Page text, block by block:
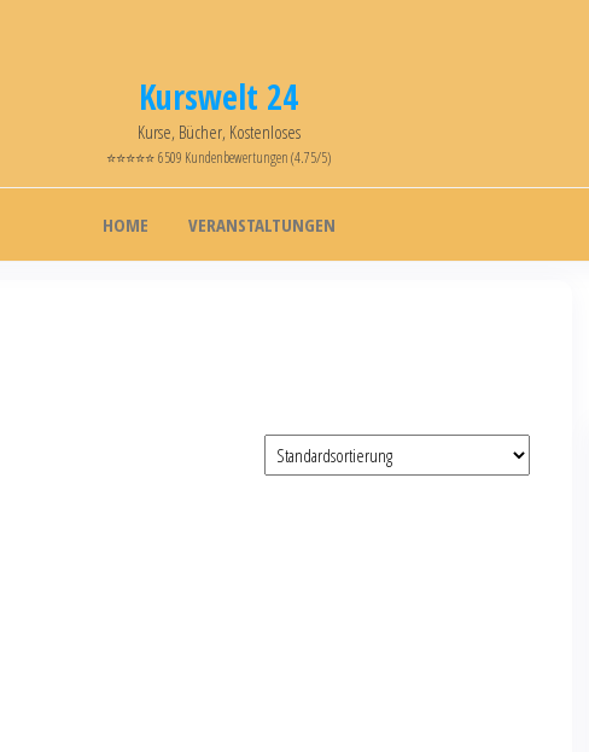
Kurswelt 24
Kurse, Bücher, Kostenloses
⭐⭐⭐⭐⭐ 6509 Kundenbewertungen (4.75/5)
HOME VERANSTALTUNGEN